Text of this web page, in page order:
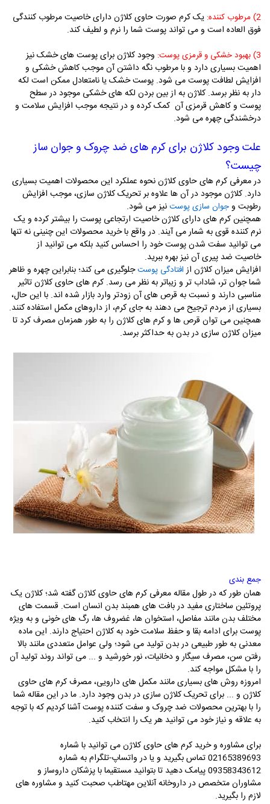
2) مرطوب کننده:
یک کرم صورت حاوی کلاژن دارای خاصیت مرطوب کنندگی
فوق العاده است و می تواند پوست شما را نرم و لطیف کند.
3) بهبود خشکی و قرمزی پوست:
وجود کلاژن برای پوست های خشک نیز
اهمیت بسیاری دارد و با مرطوب نگه داشتن آن موجب کاهش خشکی و
افزایش لطافت پوست می شود. پوست خشک یا نامتعادل ممکن است لکه
دار به نظر برسد. کلاژن به از بین بردن لکه های خشکی موجود در سطح
پوست و کاهش قرمزی آن کمک کرده و در نتیجه موجب افزایش سلامت و
درخشندگی چهره می شود.
علت وجود کلاژن برای کرم های ضد چروک و جوان ساز
چیست؟
در معرفی کرم های حاوی کلاژن نحوه عملکرد این محصولات اهمیت بسیاری
دارد. کلاژن موجود در آن ها علاوه بر تحریک کلاژن سازی، موجب افزایش
رطوبت وجوان سازی پوستنیز می شود.
همچنین کرم های دارای کلاژن خاصیت ارتجاعی پوست را بیشتر کرده و یک
نرم کننده قوی به شمار می آیند. در واقع با خرید محصولات این چنینی نه تنها
می توانید سفت شدن پوست خود را احساس کنید بلکه می توانید از
خاصیت ضد پیری آن نیز بهره ببرید.
افزایش میزان کلاژن ازافتادگی پوستجلوگیری می کند؛ بنابراین چهره و ظاهر
شما جوان تر، شاداب تر و زیباتر به نظر می رسد. کرم های حاوی کلاژن تاثیر
مناسبی دارند و نسبت به قرص های آن زودتر وارد بازار شده اند. با این حال،
بسیاری از مردم ترجیح می دهند به جای کرم، از داروهای مکمل استفاده کنند.
همچنین می توان قرص ها و کرم های کلاژن را به طور همزمان مصرف کرد تا
میزان کلاژن سازی در بدن به حداکثر برسد.
جمع بندی
همان طور که در طول مقاله معرفی کرم های حاوی کلاژن گفته شد؛ کلاژن یک
پروتئین ساختاری مفید در بافت های همبند بدن انسان است. قسمت های
مختلف بدن مانند مفاصل، استخوان ها، غضروف ها، رگ های خونی و به ویژه
پوست برای ادامه بقا و حفظ سلامت خود به کلاژن احتیاج دارند. این ماده
معدنی به طور طبیعی در بدن تولید می شود؛ ولی عوامل متعددی مانند بالا
رفتن سن، مصرف سیگار و دخانیات، نور خورشید و ... می تواند روند تولید آن
را با مشکل مواجه کند.
امروزه روش های بسیاری مانند مکمل های دارویی، مصرف کرم های حاوی
کلاژن و ... برای تحریک کلاژن سازی در بدن وجود دارد. ما در این مقاله شما
را با بهترین محصولات ضد چروک و سفت کننده پوست آشنا کردیم که با توجه
به علاقه و نیاز خود می توانید هر یک را انتخاب کنید.
برای مشاوره و خرید کرم های حاوی کلاژن می توانید با شماره
02165389693 تماس بگیرید و یا در واتساپ-تلگرام به شماره
09358343612 پیامک دهید تا بتوانید مستقیما با پزشکان داروساز و
مشاوران متخصص در داروخانه آنلاین مهتاطب صحبت کنید و مشاوره های
لازم را بگیرید.